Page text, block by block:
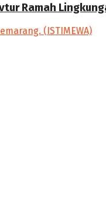
Ramah